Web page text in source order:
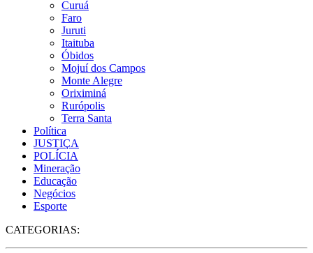
Curuá
Faro
Juruti
Itaituba
Óbidos
Mojuí dos Campos
Monte Alegre
Oriximiná
Rurópolis
Terra Santa
Política
JUSTIÇA
POLÍCIA
Mineração
Educação
Negócios
Esporte
CATEGORIAS: